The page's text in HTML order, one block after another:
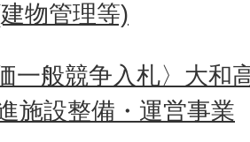
物管理等)
一般競争入札〉大
施設整備・運営事業